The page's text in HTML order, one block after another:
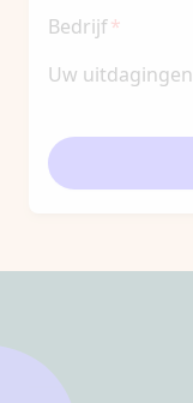
Bedrijf
Uw uitdagingen